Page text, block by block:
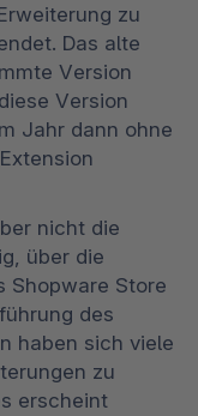
zu
Das alte
Version
Version
Jahr dann ohne
nicht die
über die
Shopware Store
des
haben sich viele
zu
erscheint